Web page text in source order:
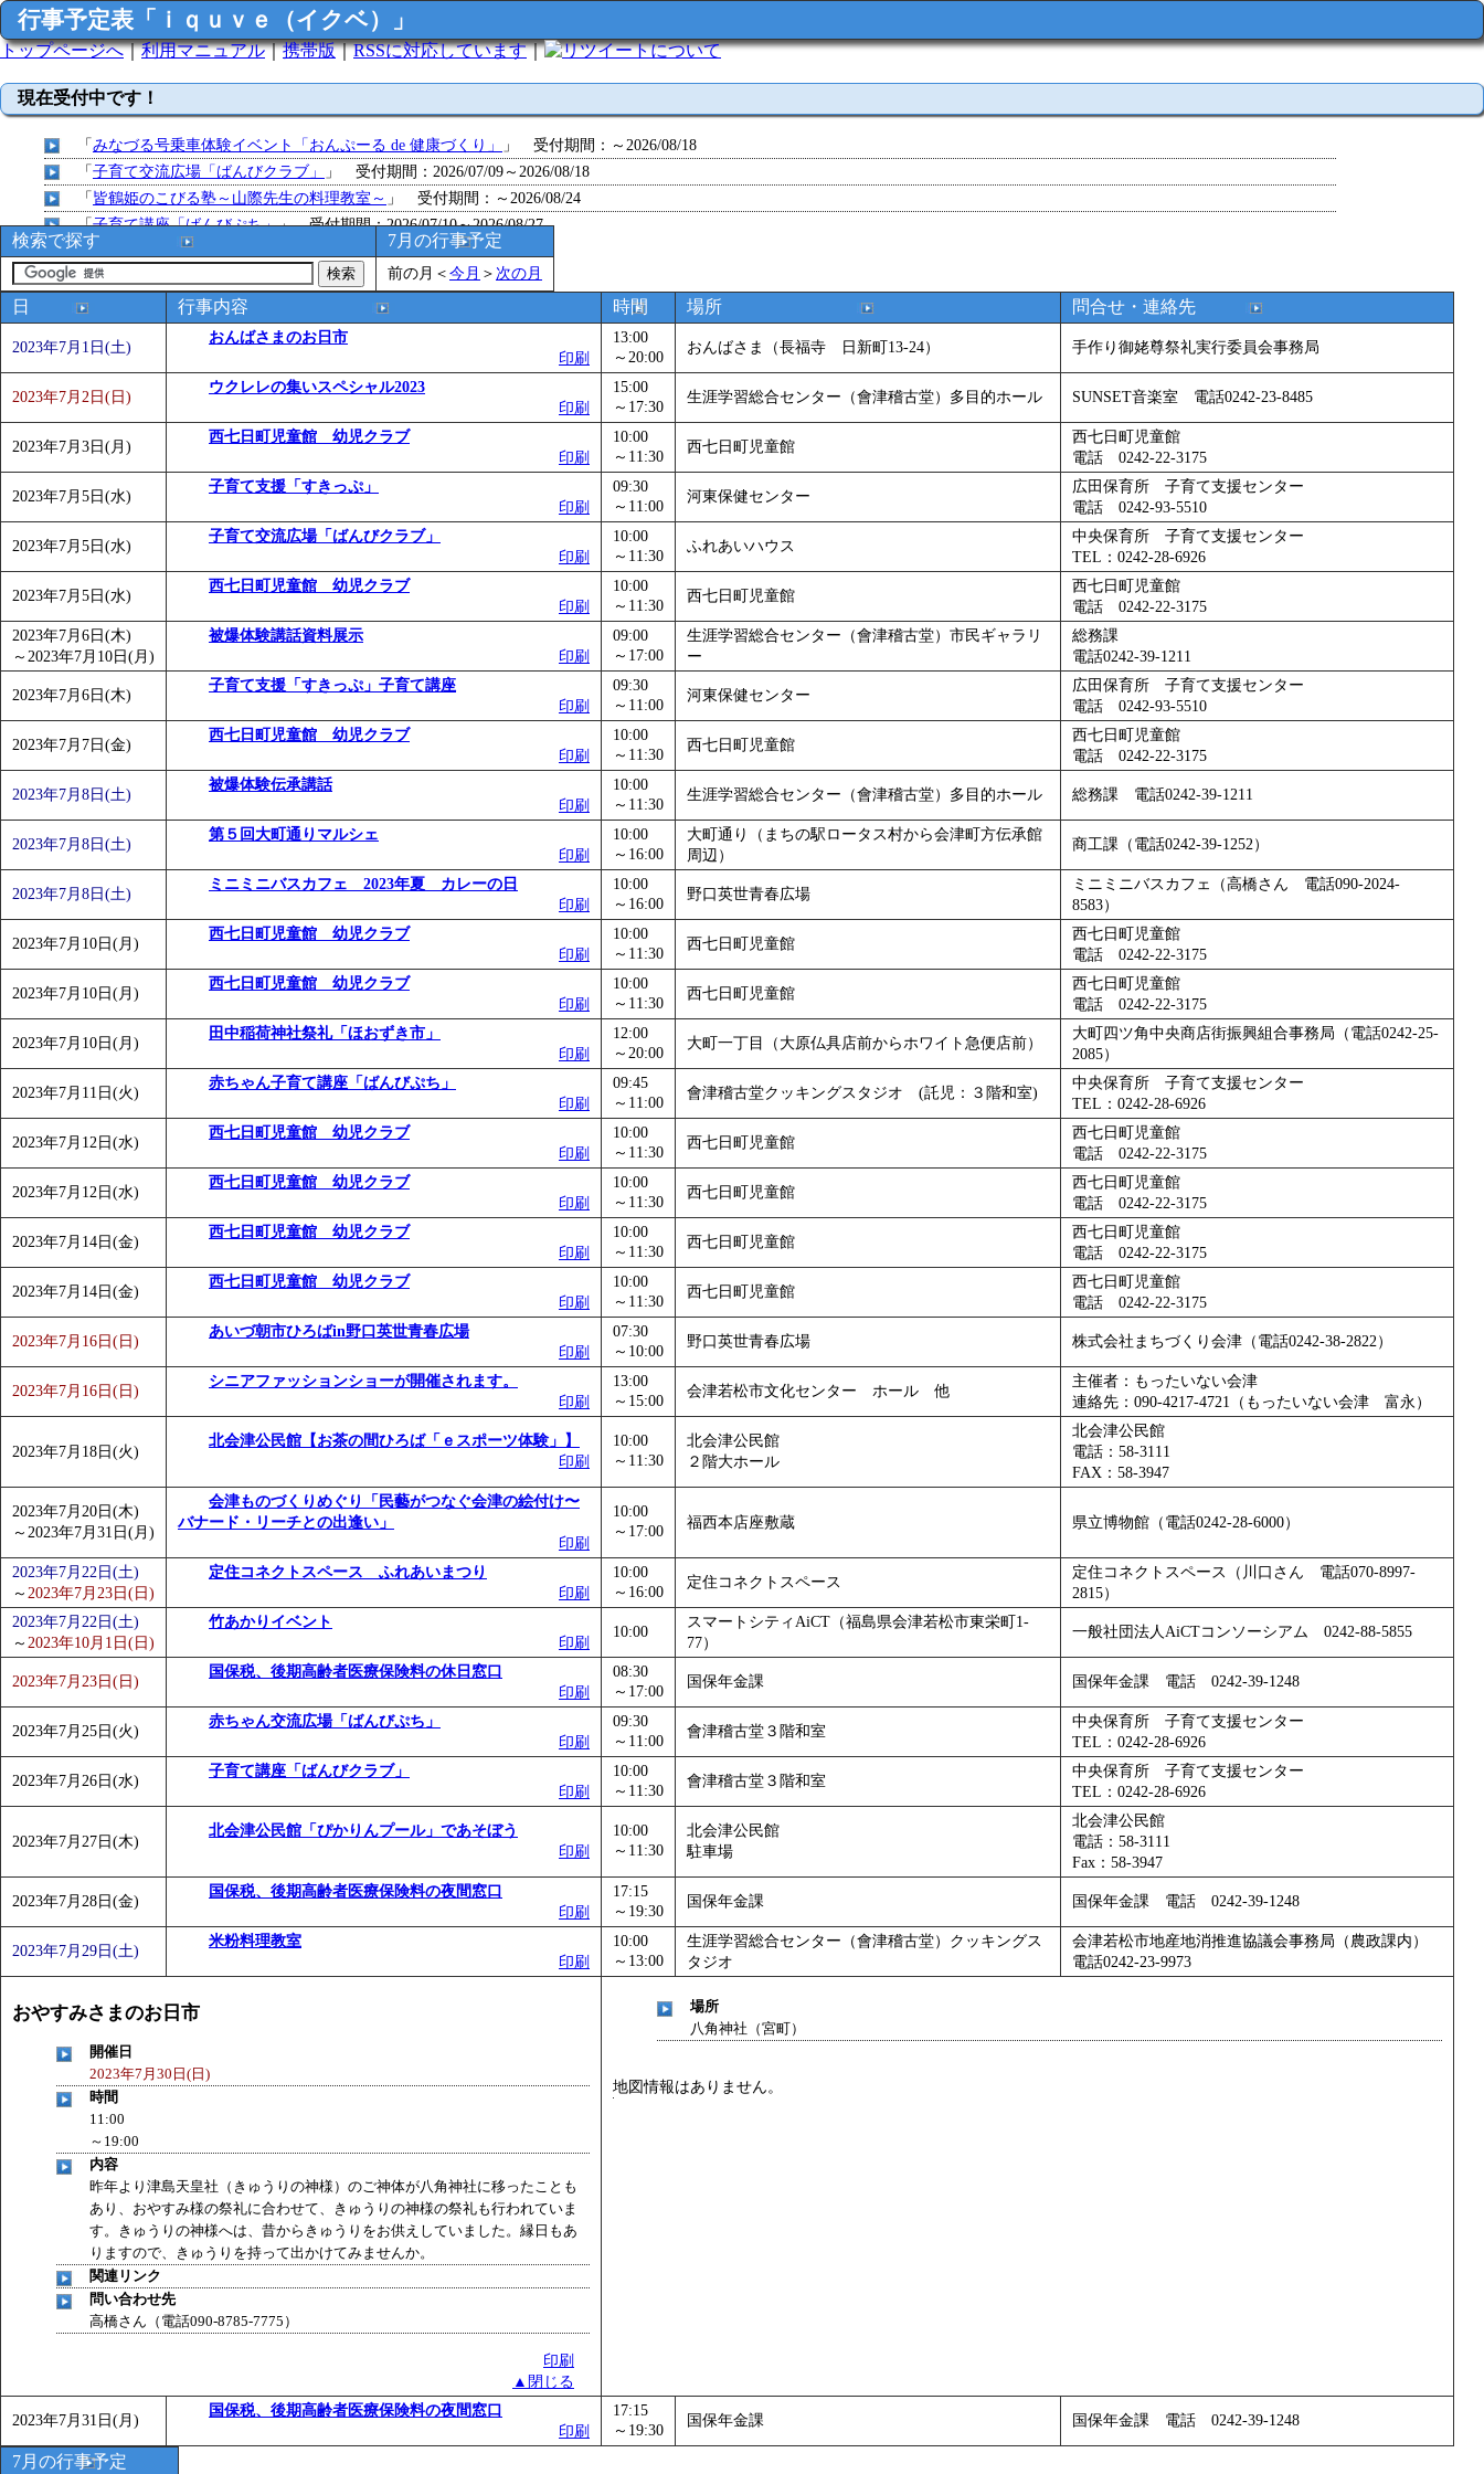
行事予定表「ｉｑｕｖｅ（イクベ）」
トップページへ｜利用マニュアル｜携帯版｜RSSに対応しています｜ について
現在受付中です！
「みなづる号乗車体験イベント「おんぷーる de 健康づくり」
」 受付期間：～2026/08/18
「子育て交流広場「ばんびクラブ」
」 受付期間：2026/07/09～2026/08/18
「皆鶴姫のこびる塾～山際先生の料理教室～ 」 受付期間：～2026/08/24
「子育て講座「ばんびぷち」」 受付期間：2026/07/10～2026/08/27
「 子育て交流広場「ばんびクラブ」
」 受付期間：2026/07/13～2026/08/28
「子育て交流広場「ばんびクラブ」
」 受付期間：2026/08/10～2026/09/01
「
赤ちゃん子育て講座「ばんびぷち」
」 受付期間：2026/08/10～2026/09/07
赤ちゃん子育て講座「ばんびぷち」」 受付期間：2026/08/10～2026/09/11
「まだまだ暑い！コミプの夏！！第11回 水中レクリエーション 障害物競争でお土産をゲットせよ！ 」 受付期間：～2026/09/13
皆鶴姫のこびる塾～山際先生の料理教室～」 受付期間：～2026/09/14
「子育て交流広場「ばんびクラブ」
」 受付期間：2026/08/10～2026/09/15
「赤ちゃん交流広場「ばんびぷち」
」 受付期間：2026/08/10～2026/09/28
」 受付期間：～2026/09/29
「堂島地区歴史ウオークの参加者を募集します
」 受付期間：～2026/11/05
「皆鶴姫のこびる塾～山際先生の料理教室～」 受付期間：～2026/11/30
「みなづる号乗車体験イベント「おんぷーる de 健康づくり」」 受付期間：～2026/12/03
検索で探す 7月の行事予定
前の月 ＜今月 ＞ 次の月
日 行事内容 時間 場所 問合せ・連絡先
2023年7月1日(土)
おんばさまのお日市
印刷
13:00
～20:00
おんばさま（長福寺 日新町13-24） 手作り御姥尊祭礼実行委員会事務局
2023年7月2日(日)
ウクレレの集いスペシャル2023
印刷
15:00
～17:30
生涯学習総合センター（會津稽古堂）多目的ホール SUNSET音楽室 電話0242-23-8485
2023年7月3日(月)
西七日町児童館 幼児クラブ
印刷
10:00
～11:30
西七日町児童館
西七日町児童館
電話 0242-22-3175
2023年7月5日(水)
子育て支援「すきっぷ」
印刷
09:30
～11:00
河東保健センター
広田保育所 子育て支援センター
電話 0242-93-5510
2023年7月5日(水)
子育て交流広場「ばんびクラブ」
印刷
10:00
～11:30
ふれあいハウス
中央保育所 子育て支援センター
TEL：0242-28-6926
2023年7月5日(水)
西七日町児童館 幼児クラブ
印刷
10:00
～11:30
西七日町児童館
西七日町児童館
電話 0242-22-3175
2023年7月6日(木)
～ 2023年7月10日(月)
被爆体験講話資料展示
印刷
09:00
～17:00
生涯学習総合センター（會津稽古堂）市民ギャラリ
ー
総務課
電話0242-39-1211
2023年7月6日(木)
子育て支援「すきっぷ」子育て講座
印刷
09:30
～11:00
河東保健センター
広田保育所 子育て支援センター
電話 0242-93-5510
2023年7月7日(金)
西七日町児童館 幼児クラブ
印刷
10:00
～11:30
西七日町児童館
西七日町児童館
電話 0242-22-3175
2023年7月8日(土)
被爆体験伝承講話
印刷
10:00
～11:30
生涯学習総合センター（會津稽古堂）多目的ホール 総務課 電話0242-39-1211
2023年7月8日(土)
第５回大町通りマルシェ
印刷
10:00
～16:00
大町通り（まちの駅ロータス村から会津町方伝承館
周辺）
商工課（電話0242-39-1252）
2023年7月8日(土)
ミニミニバスカフェ 2023年夏 カレーの日
印刷
10:00
～16:00
野口英世青春広場
ミニミニバスカフェ（高橋さん 電話090-2024-
8583）
2023年7月10日(月)
西七日町児童館 幼児クラブ
印刷
10:00
～11:30
西七日町児童館
西七日町児童館
電話 0242-22-3175
2023年7月10日(月)
西七日町児童館 幼児クラブ
印刷
10:00
～11:30
西七日町児童館
西七日町児童館
電話 0242-22-3175
2023年7月10日(月)
田中稲荷神社祭礼「ほおずき市」
印刷
12:00
～20:00
大町一丁目（大原仏具店前からホワイト急便店前）
大町四ツ角中央商店街振興組合事務局（電話0242-25-
2085）
2023年7月11日(火)
赤ちゃん子育て講座「ばんびぷち」
印刷
09:45
～11:00
會津稽古堂クッキングスタジオ (託児：３階和室)
中央保育所 子育て支援センター
TEL：0242-28-6926
2023年7月12日(水)
西七日町児童館 幼児クラブ
印刷
10:00
～11:30
西七日町児童館
西七日町児童館
電話 0242-22-3175
2023年7月12日(水)
西七日町児童館 幼児クラブ
印刷
10:00
～11:30
西七日町児童館
西七日町児童館
電話 0242-22-3175
2023年7月14日(金)
西七日町児童館 幼児クラブ
印刷
10:00
～11:30
西七日町児童館
西七日町児童館
電話 0242-22-3175
2023年7月14日(金)
西七日町児童館 幼児クラブ
印刷
10:00
～11:30
西七日町児童館
西七日町児童館
電話 0242-22-3175
2023年7月16日(日)
あいづ朝市ひろばin野口英世青春広場
印刷
07:30
～10:00
野口英世青春広場 株式会社まちづくり会津（電話0242-38-2822）
2023年7月16日(日)
シニアファッションショーが開催されます。
印刷
13:00
～15:00
会津若松市文化センター ホール 他
主催者：もったいない会津
連絡先：090-4217-4721（もったいない会津 富永）
2023年7月18日(火)
北会津公民館【お茶の間ひろば「ｅスポーツ体験」】
印刷
10:00
～11:30
北会津公民館
２階大ホール
北会津公民館
電話：58-3111
FAX：58-3947
2023年7月20日(木)
～ 2023年7月31日(月)
会津ものづくりめぐり「民藝がつなぐ会津の絵付け〜
バナード・リーチとの出逢い」
印刷
10:00
～17:00
福西本店座敷蔵 県立博物館（電話0242-28-6000）
2023年7月22日(土)
～ 2023年7月23日(日)
定住コネクトスペース ふれあいまつり
印刷
10:00
～16:00
定住コネクトスペース
定住コネクトスペース（川口さん 電話070-8997-
2815）
2023年7月22日(土)
～ 2023年10月1日(日)
竹あかりイベント
印刷
10:00
スマートシティAiCT（福島県会津若松市東栄町1-
77）
一般社団法人AiCTコンソーシアム 0242-88-5855
2023年7月23日(日)
国保税、後期高齢者医療保険料の休日窓口
印刷
08:30
～17:00
国保年金課 国保年金課 電話 0242-39-1248
2023年7月25日(火)
赤ちゃん交流広場「ばんびぷち」
印刷
09:30
～11:00
會津稽古堂３階和室
中央保育所 子育て支援センター
TEL：0242-28-6926
2023年7月26日(水)
子育て講座「ばんびクラブ」
印刷
10:00
～11:30
會津稽古堂３階和室
中央保育所 子育て支援センター
TEL：0242-28-6926
2023年7月27日(木)
北会津公民館「ぴかりんプール」であそぼう
印刷
10:00
～11:30
北会津公民館
駐車場
北会津公民館
電話：58-3111
Fax：58-3947
2023年7月28日(金)
国保税、後期高齢者医療保険料の夜間窓口
印刷
17:15
～19:30
国保年金課 国保年金課 電話 0242-39-1248
2023年7月29日(土)
米粉料理教室
印刷
10:00
～13:00
生涯学習総合センター（會津稽古堂）クッキングス
タジオ
会津若松市地産地消推進協議会事務局（農政課内）
電話0242-23-9973
おやすみさまのお日市
開催日
2023年7月30日(日)
時間
11:00
～19:00
内容
昨年より津島天皇社（きゅうりの神様）のご神体が八角神社に移ったことも
あり、おやすみ様の祭礼に合わせて、きゅうりの神様の祭礼も行われていま
す。きゅうりの神様へは、昔からきゅうりをお供えしていました。縁日もあ
りますので、きゅうりを持って出かけてみませんか。
関連リンク
問い合わせ先
高橋さん（電話090-8785-7775）
印刷
▲閉じる
場所
八角神社（宮町）
地図情報はありません。
2023年7月31日(月)
国保税、後期高齢者医療保険料の夜間窓口
印刷
17:15
～19:30
国保年金課 国保年金課 電話 0242-39-1248
7月の行事予定